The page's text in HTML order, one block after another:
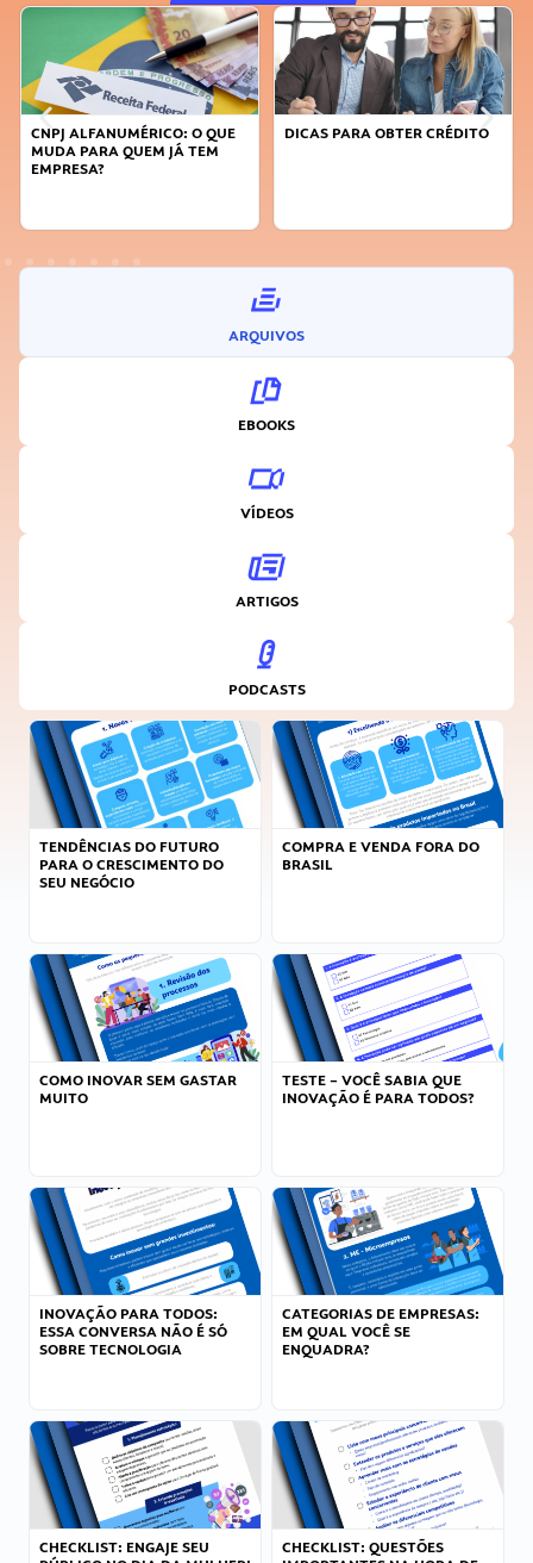
DICAS PARA OBTER CRÉDITO
FAÇA A DIFERENÇA: SEJA
ARQUIVOS
EBOOKS
VÍDEOS
ARTIGOS
PODCASTS
TENDÊNCIAS DO FUTURO
PARA O CRESCIMENTO DO
SEU NEGÓCIO
COMPRA E VENDA FORA DO
BRASIL
COMO INOVAR SEM GASTAR
MUITO
TESTE – VOCÊ SABIA QUE
INOVAÇÃO É PARA TODOS?
INOVAÇÃO PARA TODOS:
ESSA CONVERSA NÃO É SÓ
SOBRE TECNOLOGIA
CATEGORIAS DE EMPRESAS:
EM QUAL VOCÊ SE
ENQUADRA?
CHECKLIST: ENGAJE SEU
CHECKLIST: QUESTÕES